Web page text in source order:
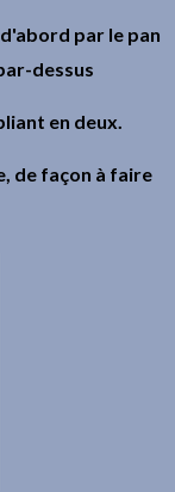
par le pan
dessus
en deux.
de façon à faire